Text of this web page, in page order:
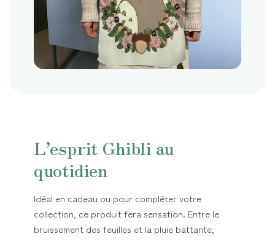
L’esprit Ghibli au
quotidien
Idéal en cadeau ou pour compléter votre
collection, ce produit fera sensation. Entre le
bruissement des feuilles et la pluie battante,